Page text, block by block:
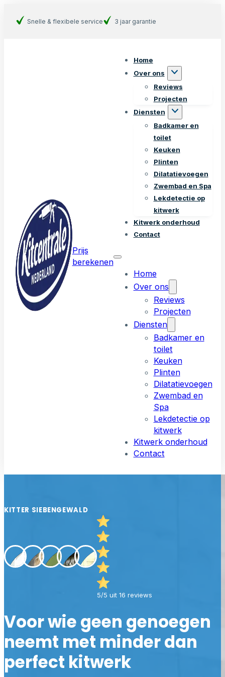
Snelle & flexibele service 3 jaar garantie
Home
Over ons
Reviews
Projecten
Diensten
Badkamer en
toilet
Keuken
Plinten
Dilatatievoegen
Zwembad en Spa
Lekdetectie op
kitwerk
Kitwerk onderhoud
Contact
Home
Over ons
Reviews
Projecten
Diensten
Badkamer en
toilet
Keuken
Plinten
Dilatatievoegen
Zwembad en
Spa
Lekdetectie op
kitwerk
Kitwerk onderhoud
Contact
Prijs
berekenen
KITTER SIEBENGEWALD
5/5 uit 16 reviews
Voor wie geen genoegen
neemt met minder dan
perfect kitwerk